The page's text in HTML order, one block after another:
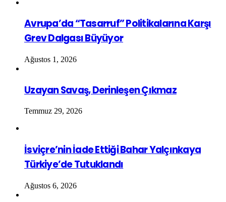
Avrupa’da “Tasarruf” Politikalarına Karşı
Grev Dalgası Büyüyor
Ağustos 1, 2026
Uzayan Savaş, Derinleşen Çıkmaz
Temmuz 29, 2026
İsviçre’nin İade Ettiği Bahar Yalçınkaya
Türkiye’de Tutuklandı
Ağustos 6, 2026